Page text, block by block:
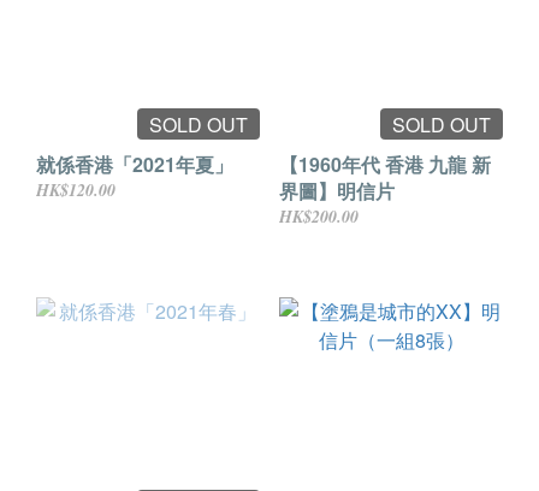
SOLD OUT
就係香港「2021年夏」
HK$120.00
SOLD OUT
【1960年代 香港 九龍 新
界圖】明信片
HK$200.00